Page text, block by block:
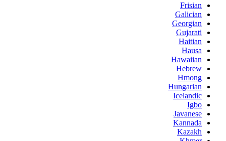
Frisian
Galician
Georgian
Gujarati
Haitian
Hausa
Hawaiian
Hebrew
Hmong
Hungarian
Icelandic
Igbo
Javanese
Kannada
Kazakh